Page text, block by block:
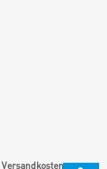
Versandkosten